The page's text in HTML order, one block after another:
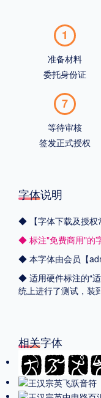
1
准备材料
委托身份证
7
等待审核
签发正式授权
字体说明
◆ 【字体下载及授权
◆ 标注"免费商用"的
◆ 本字体由会员【
◆ 适用硬件标注的“
统上进行了测试，装
相关字体